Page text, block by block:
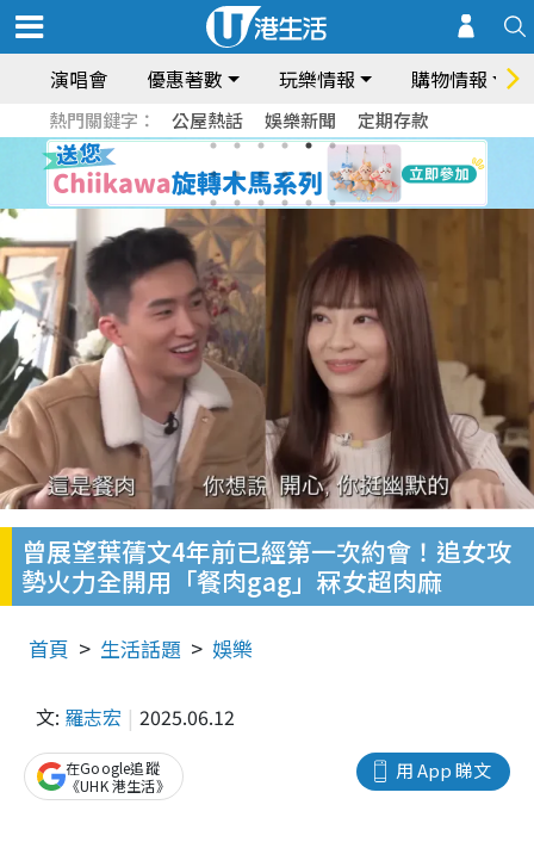
演唱會 優惠著數 玩樂情報 購物情報
熱門關鍵字： 公屋熱話 娛樂新聞 定期存款
曾展望葉蒨文4年前已經第一次約會！追女攻
勢火力全開用「餐肉gag」冧女超肉麻
首頁 生活話題 娛樂
文: 羅志宏 2025.06.12
用 App 睇文
在Google追蹤
《UHK 港生活》